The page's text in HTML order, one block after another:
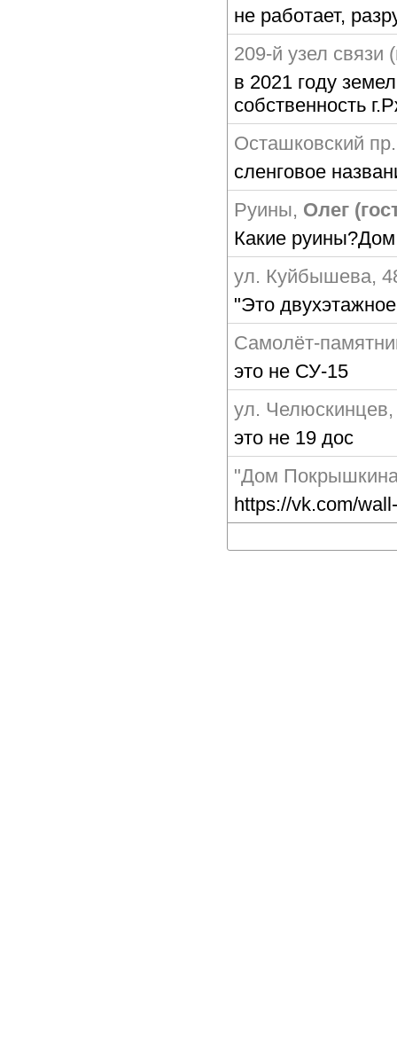
не работает,
209-й узел связи
в 2021 году
собственность
Осташковский
сленговое
Руины, Олег
Какие руины?Дом
ул. Куйбышева,
"Это
Самолёт-
это не СУ-15
ул.
это не 19 дос
"Дом
https://vk.com/